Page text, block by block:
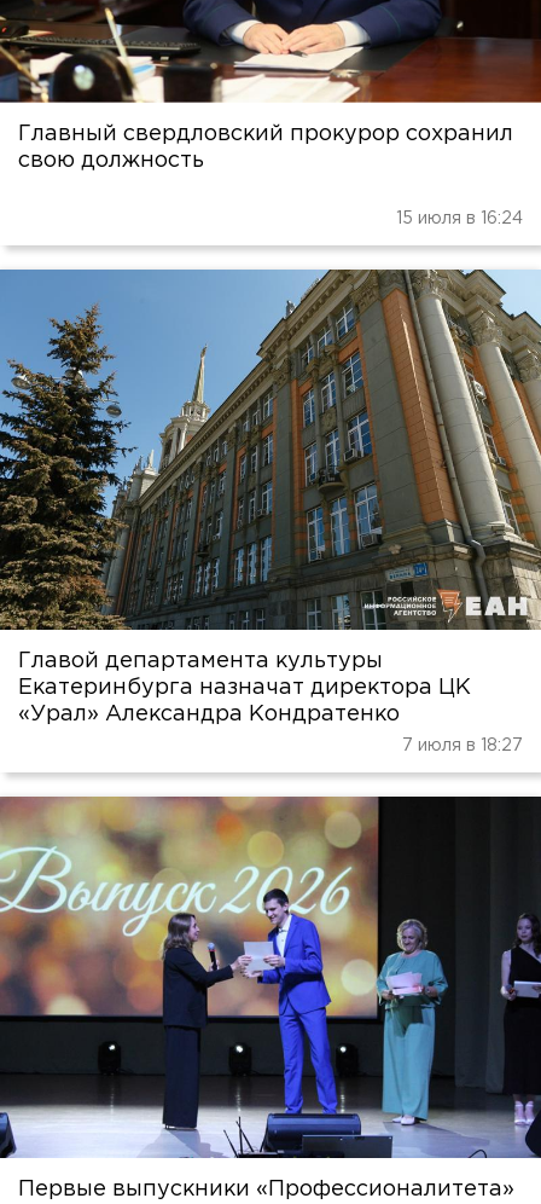
Главный свердловский прокурор сохранил
свою должность
15 июля в 16:24
Главой департамента культуры
Екатеринбурга назначат директора ЦК
«Урал» Александра Кондратенко
7 июля в 18:27
Первые выпускники «Профессионалитета»